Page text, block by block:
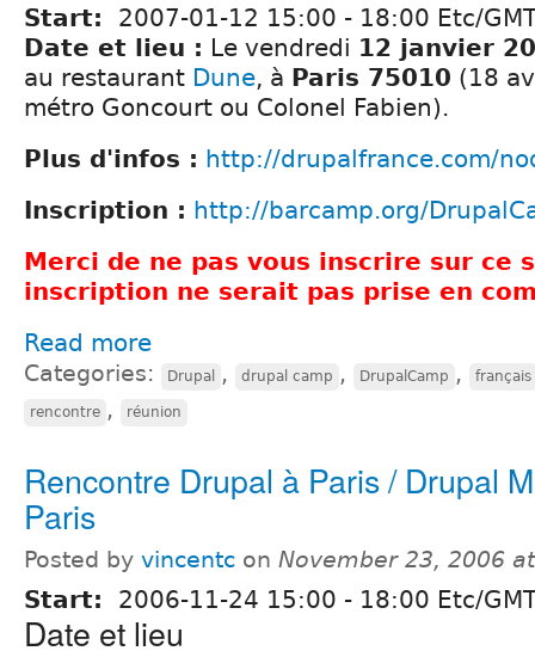
Start: 2007-01-12 15:00 - 18:00 Etc/
Date et lieu : Le vendredi 12 janvier
au restaurant Dune, à Paris 75010 (18
métro Goncourt ou Colonel Fabien).
Plus d'infos : http://drupalfrance.com/
Inscription : http://barcamp.org/
Merci de ne pas vous inscrire sur ce
inscription ne serait pas prise en
Read more
Categories: Drupal , drupal camp , DrupalCamp , français
rencontre , réunion
Rencontre Drupal à Paris / Drupal
Paris
Posted by vincentc on November 23, 2006
Start: 2006-11-24 15:00 - 18:00 Etc/
Date et lieu